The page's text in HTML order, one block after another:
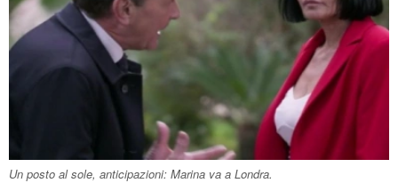
Un posto al sole, anticipazioni: Marina va a Londra.